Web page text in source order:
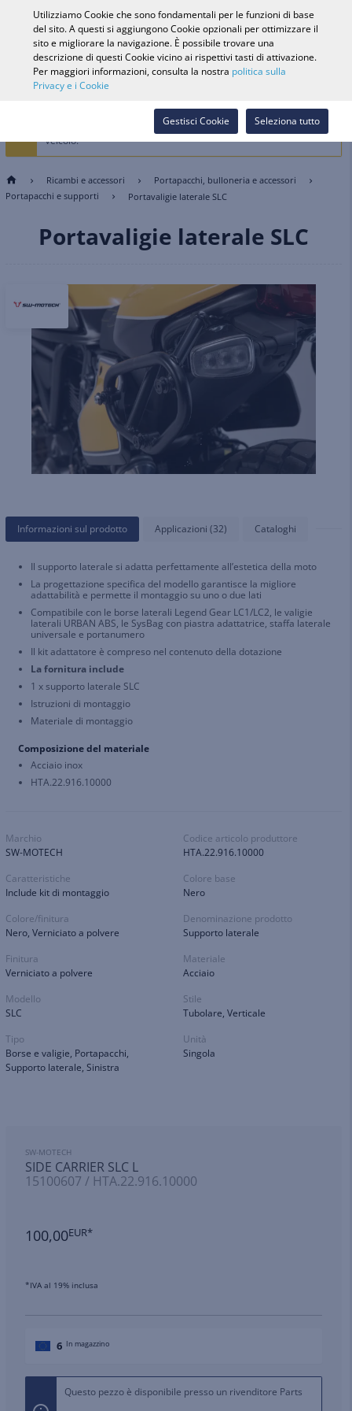
Ricerca veicolo
Cerca nel
Webshop
Accedi
La Selezione del veicolo è vietata dall'attuale selezione dei cookie.
Seleziona i Cookie di preferenza per memorizzare e filtrare per
Veicolo.
Ricambi e accessori
Portapacchi, bulloneria e accessori
Portapacchi e supporti
Portavaligie laterale SLC
Portavaligie laterale SLC
Informazioni sul prodotto Applicazioni (32) Cataloghi
Il supporto laterale si adatta perfettamente all’estetica della moto
La progettazione specifica del modello garantisce la migliore
adattabilità e permette il montaggio su uno o due lati
Compatibile con le borse laterali Legend Gear LC1/LC2, le valigie
laterali URBAN ABS, le SysBag con piastra adattatrice, staffa laterale
universale e portanumero
Il kit adattatore è compreso nel contenuto della dotazione
La fornitura include
1 x supporto laterale SLC
Istruzioni di montaggio
Materiale di montaggio
Composizione del materiale
Acciaio inox
HTA.22.916.10000
Marchio
SW-MOTECH
Codice articolo produttore
HTA.22.916.10000
Caratteristiche
Include kit di montaggio
Colore base
Nero
Colore/finitura
Nero, Verniciato a polvere
Denominazione prodotto
Supporto laterale
Finitura
Verniciato a polvere
Materiale
Acciaio
Modello
SLC
Stile
Tubolare, Verticale
Tipo
Borse e valigie, Portapacchi,
Supporto laterale, Sinistra
Unità
Singola
SW-MOTECH
SIDE CARRIER SLC L
15100607 / HTA.22.916.10000
100,00EUR*
*IVA al 19% inclusa
6 In magazzino
Questo pezzo è disponibile presso un rivenditore Parts
Utilizziamo Cookie che sono fondamentali per le funzioni di base
del sito. A questi si aggiungono Cookie opzionali per ottimizzare il
sito e migliorare la navigazione. È possibile trovare una
descrizione di questi Cookie vicino ai rispettivi tasti di attivazione.
Per maggiori informazioni, consulta la nostra politica sulla
Privacy e i Cookie
Seleziona tutto
Gestisci Cookie